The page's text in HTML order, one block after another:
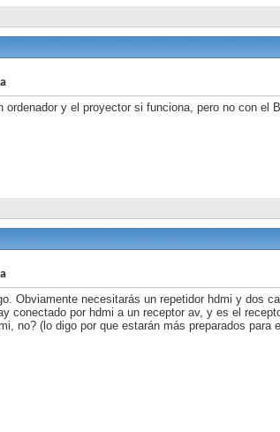
ordenador y el proyector si funciona, pero no con el
Obviamente necesitarás un repetidor hdmi y dos
conectado por hdmi a un receptor av, y es el
no? (lo digo por que estarán más preparados para